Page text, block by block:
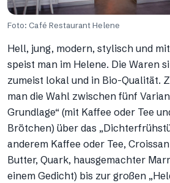
Foto: Café Restaurant Helene
Hell, jung, modern, stylisch und
speist man im Helene. Die Waren
zumeist lokal und in Bio-Qualität.
man die Wahl zwischen fünf
Grundlage“ (mit Kaffee oder Tee
Brötchen) über das
anderem Kaffee oder Tee,
Butter, Quark, hausgemachter
einem Gedicht) bis zur großen